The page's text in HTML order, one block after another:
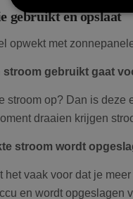
gebruikt en opslaat
opwekt met
stroom gebruikt gaat
stroom op? Dan is
draaien krijgen
stroom wordt
het vaak voor dat je
en wordt opgeslagen
Prestatiecookies
niet worden gebruikt